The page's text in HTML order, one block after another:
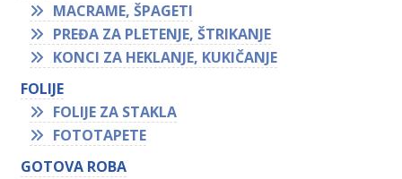
MACRAME, ŠPAGETI
PREĐA ZA PLETENJE, ŠTRIKANJE
KONCI ZA HEKLANJE, KUKIČANJE
FOLIJE
FOLIJE ZA STAKLA
FOTOTAPETE
GOTOVA ROBA